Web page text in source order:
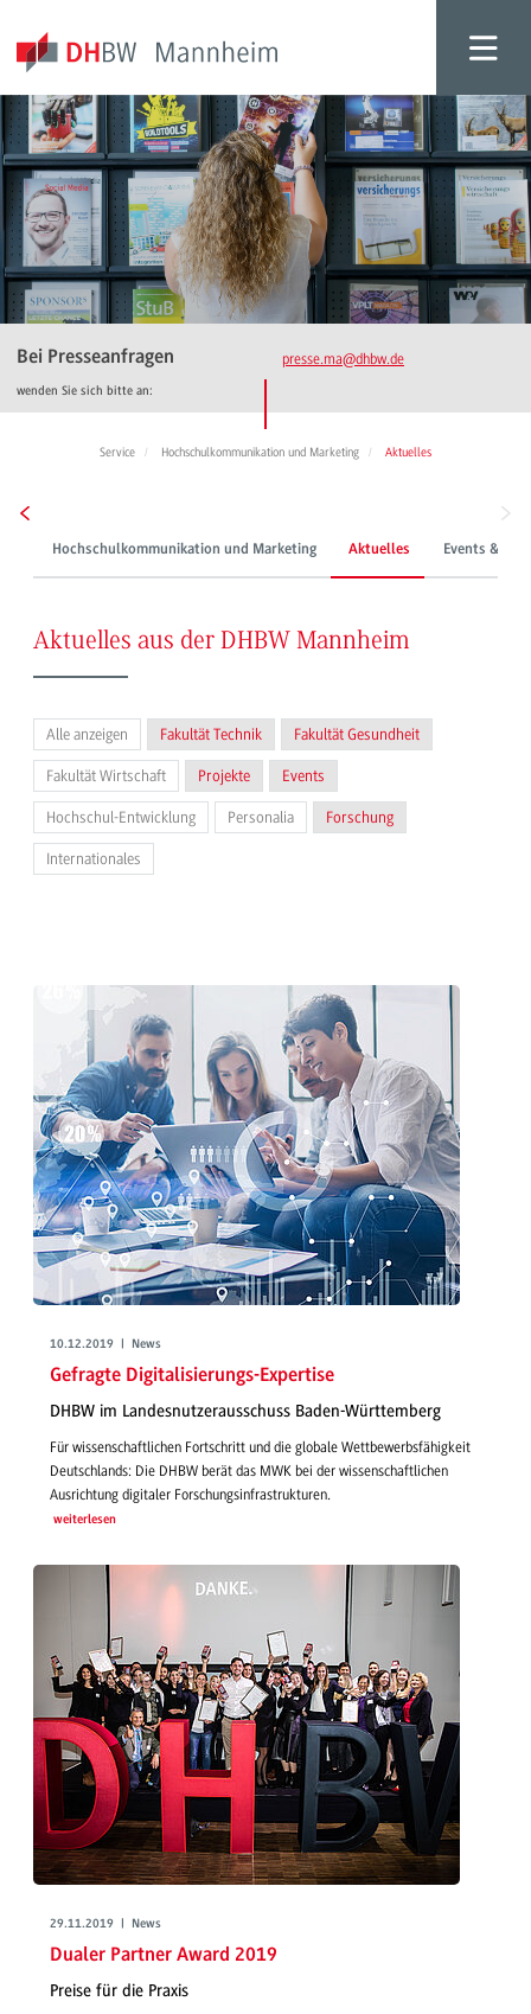
Bei Presseanfragen
wenden Sie sich bitte an:
presse.ma@dhbw.de
Service Hochschulkommunikation und Marketing Aktuelles
Hochschulkommunikation und Marketing Aktuelles Events &
Aktuelles aus der DHBW Mannheim
Alle anzeigen Fakultät Technik Fakultät Gesundheit
Fakultät Wirtschaft Projekte Events
Hochschul-Entwicklung Personalia Forschung
Internationales
10.12.2019 | News
Gefragte Digitalisierungs-Expertise
DHBW im Landesnutzerausschuss Baden-Württemberg
Für wissenschaftlichen Fortschritt und die globale Wettbewerbsfähigkeit
Deutschlands: Die DHBW berät das MWK bei der wissenschaftlichen
Ausrichtung digitaler Forschungsinfrastrukturen.
weiterlesen
29.11.2019 | News
Dualer Partner Award 2019
Preise für die Praxis